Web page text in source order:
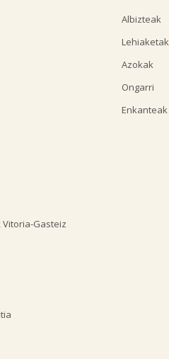
Albizteak
Lehiaketak
Azokak
Ongarri
Enkanteak
Vitoria-Gasteiz